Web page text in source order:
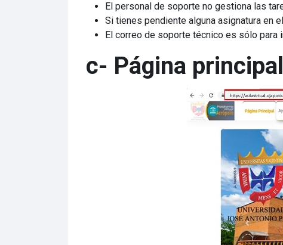
El personal de soporte no gestiona las
Si tienes pendiente alguna asignatura en
El correo de soporte técnico es sólo para
c- Página